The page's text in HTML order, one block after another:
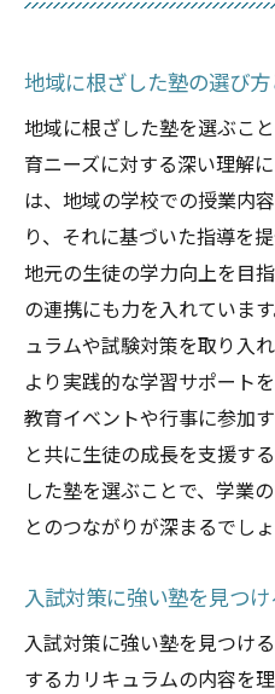
ント
親子で考える塾選
授業内容と指導ス
入試に向けた効果
塾選びで知ってお
鹿児島県の塾選び
鹿児島県の入試対策
入試対策専門の塾
実績のある塾を選
塾のカリキュラム
模試や試験対策が
方
鹿児島県の入試傾
入試合格率から見
講師の質が重要！塾
優れた講師陣がい
地域に根ざした塾の選び
地域に根ざした塾を選ぶこ
育ニーズに対する深い理解
は、地域の学校での授業内
り、それに基づいた指導を
地元の生徒の学力向上を目
の連携にも力を入れていま
ュラムや試験対策を取り入
より実践的な学習サポート
教育イベントや行事に参加
と共に生徒の成長を支援す
した塾を選ぶことで、学業
とのつながりが深まるでしょ
入試対策に強い塾を見つ
入試対策に強い塾を見つけ
するカリキュラムの内容を